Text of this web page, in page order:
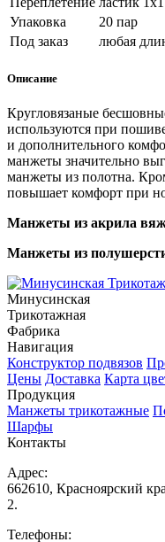
Упаковка
20 пар
Под заказ
любая
Описание
Кругловязаные
используются при
и дополнительного
манжеты значительно
манжеты из полотна.
повышает комфорт при
Манжеты из акрила
Манжеты из
Минусинская
Трикотажная
Фабрика
Навигация
Конструктор подвязов
Цены Доставка Карта
Продукция
Манжеты трикотажные
Шарфы
Контакты
Адрес:
662610, Красноярский
2.
Телефоны: